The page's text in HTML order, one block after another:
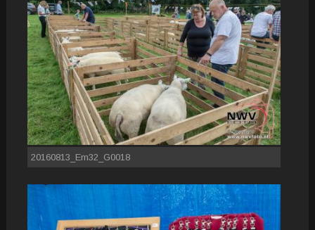
20160813_Em32_G0018